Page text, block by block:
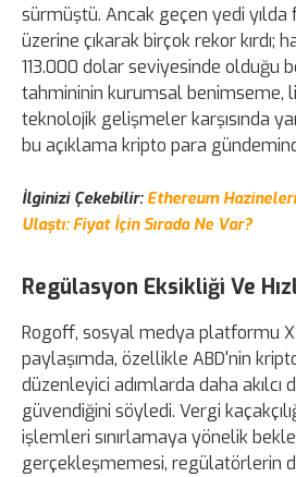
sürmüştü. Ancak geçen yedi yılda
üzerine çıkarak birçok rekor kırdı;
113.000 dolar seviyesinde olduğu
tahmininin kurumsal benimseme,
teknolojik gelişmeler karşısında
bu açıklama kripto para
İlginizi Çekebilir: Ethereum
Ulaştı: Fiyat İçin Sırada Ne Var?
Regülasyon Eksikliği Ve
Rogoff, sosyal medya platformu X
paylaşımda, özellikle ABD'nin
düzenleyici adımlarda daha akılcı
güvendiğini söyledi. Vergi
işlemleri sınırlamaya yönelik
gerçekleşmemesi, regülatörlerin